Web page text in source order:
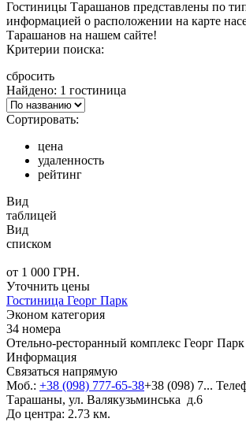
Гостиницы Тарашанов представлены по
информацией о расположении на карте
Тарашанов на нашем сайте!
Критерии поиска:
сбросить
Найдено: 1 гостиница
Сортировать:
цена
удаленность
рейтинг
Вид
таблицей
Вид
списком
от 1 000 ГРН.
Уточнить цены
Гостиница Георг Парк
Эконом категория
34 номера
Отельно-ресторанный комплекс Георг
Информация
Связаться напрямую
Моб.: +38 (098) 777-65-38+38 (098) 7...
Тарашаны, ул. Валякузьминська д.6
До центра: 2.73 км.